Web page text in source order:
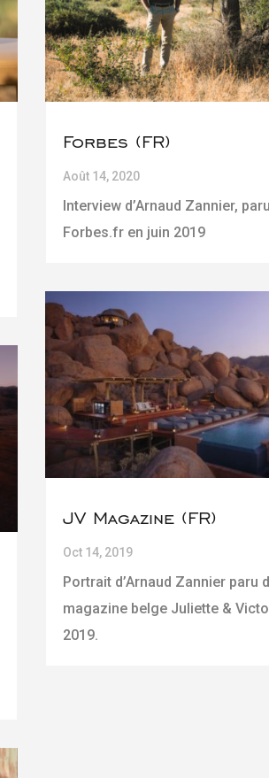
Forbes (FR)
Août 14, 2020
Interview d’Arnaud Zannier,
Forbes.fr en juin 2019
JV Magazine (FR)
Oct 14, 2019
Portrait d’Arnaud Zannier paru
magazine belge Juliette &
2019.